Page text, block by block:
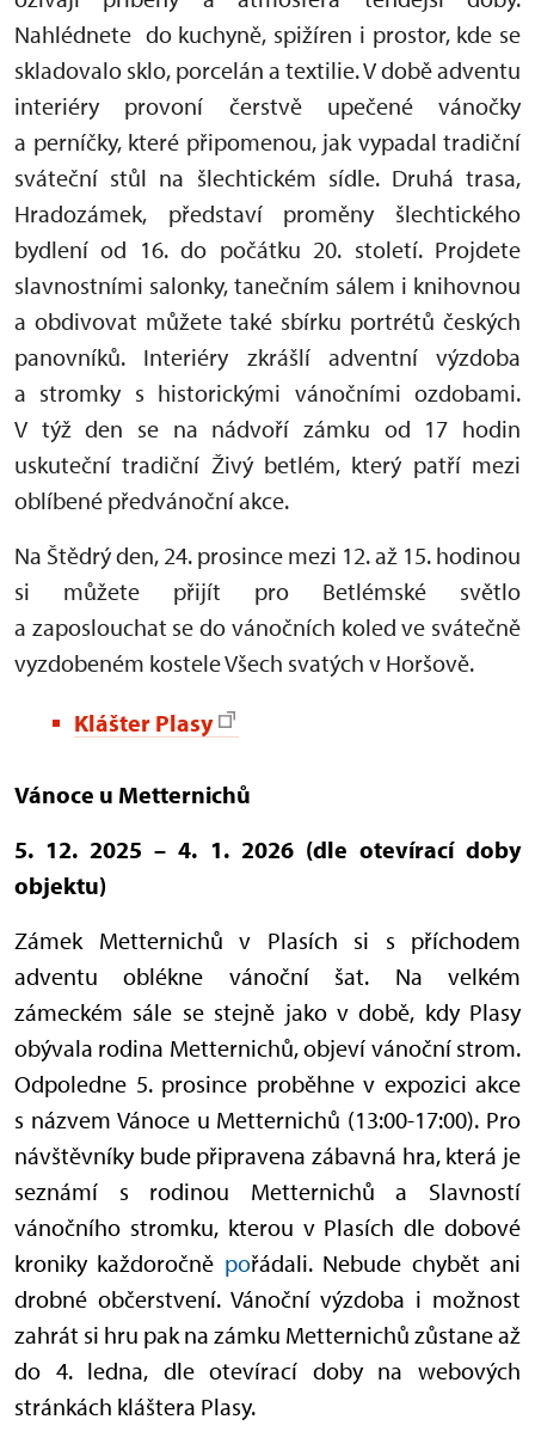
Nahlédnete do kuchyně, spižíren i prostor, kde se
skladovalo sklo, porcelán a textilie. V době adventu
interiéry provoní čerstvě upečené vánočky
a perníčky, které připomenou, jak vypadal tradiční
sváteční stůl na šlechtickém sídle. Druhá trasa,
Hradozámek, představí proměny šlechtického
bydlení od 16. do počátku 20. století. Projdete
slavnostními salonky, tanečním sálem i knihovnou
a obdivovat můžete také sbírku portrétů českých
panovníků. Interiéry zkrášlí adventní výzdoba
a stromky s historickými vánočními ozdobami.
V týž den se na nádvoří zámku od 17 hodin
uskuteční tradiční Živý betlém, který patří mezi
oblíbené předvánoční akce.
Na Štědrý den, 24. prosince mezi 12. až 15. hodinou
si můžete přijít pro Betlémské světlo
a zaposlouchat se do vánočních koled ve svátečně
vyzdobeném kostele Všech svatých v Horšově.
Klášter Plasy
Vánoce u Metternichů
5. 12. 2025 – 4. 1. 2026 (dle otevírací doby
objektu)
Zámek Metternichů v Plasích si s příchodem
adventu oblékne vánoční šat. Na velkém
zámeckém sále se stejně jako v době, kdy Plasy
obývala rodina Metternichů, objeví vánoční strom.
Odpoledne 5. prosince proběhne v expozici akce
s názvem Vánoce u Metternichů (13:00-17:00). Pro
návštěvníky bude připravena zábavná hra, která je
seznámí s rodinou Metternichů a Slavností
vánočního stromku, kterou v Plasích dle dobové
kroniky každoročně pořádali. Nebude chybět ani
drobné občerstvení. Vánoční výzdoba i možnost
zahrát si hru pak na zámku Metternichů zůstane až
do 4. ledna, dle otevírací doby na webových
stránkách kláštera Plasy.